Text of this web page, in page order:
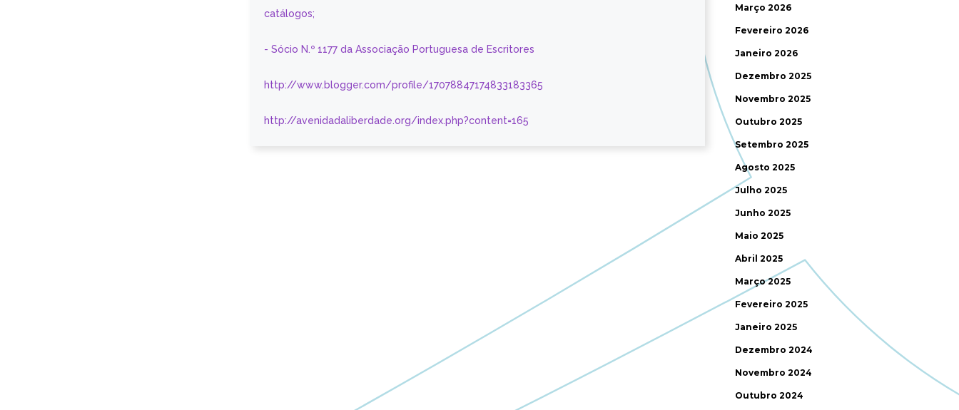
catálogos;
- Sócio N.º 1177 da Associação Portuguesa de Escritores
http://www.blogger.com/profile/17078847174833183365
http://avenidadaliberdade.org/index.php?content=165
Março 2026
Fevereiro 2026
Janeiro 2026
Dezembro 2025
Novembro 2025
Outubro 2025
Setembro 2025
Agosto 2025
Julho 2025
Junho 2025
Maio 2025
Abril 2025
Março 2025
Fevereiro 2025
Janeiro 2025
Dezembro 2024
Novembro 2024
Outubro 2024